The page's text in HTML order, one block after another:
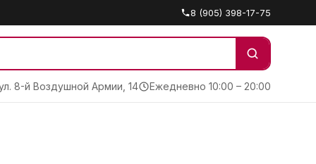
8 (905) 398-17-75
8-й Воздушной Армии, 14 Ежедневно 10:00 – 20:00